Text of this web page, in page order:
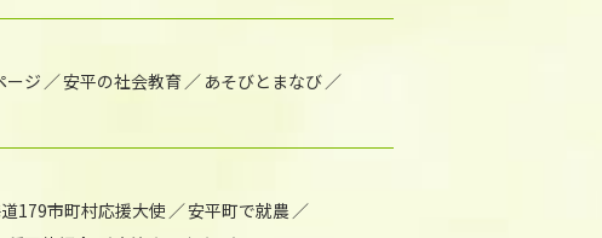
ージ 安平の社会教育
あそびとまなび
179市町村応援大使
安平町で就農